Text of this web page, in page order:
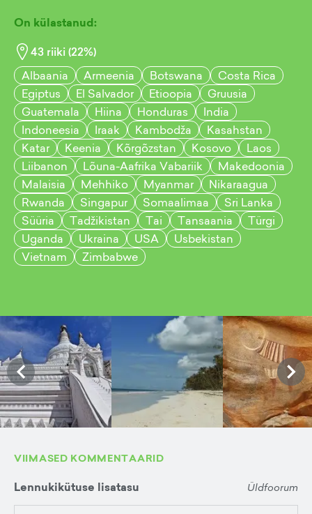
On külastanud:
43 riiki (22%)
Albaania
Armeenia Botswana
Costa Rica
Egiptus
El Salvador Etioopia
Gruusia
Guatemala
Hiina Honduras
India
Indoneesia
Iraak Kambodža
Kasahstan
Katar
Keenia Kõrgõzstan Kosovo
Laos
Liibanon
Lõuna-Aafrika Vabariik
Makedoonia
Malaisia
Mehhiko Myanmar
Nikaraagua
Rwanda
Singapur Somaalimaa
Sri Lanka
Süüria
Tadžikistan Tai Tansaania
Türgi
Uganda
Ukraina USA
Usbekistan
Vietnam
Zimbabwe
VIIMASED KOMMENTAARID
Lennukikütuse lisatasu Üldfoorum